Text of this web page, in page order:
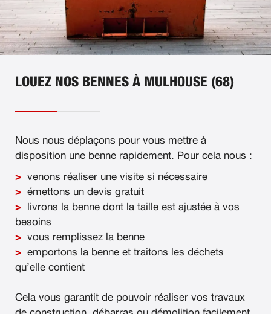
LOUEZ NOS BENNES À MULHOUSE (68)
Nous nous déplaçons pour vous mettre à
disposition une benne rapidement. Pour cela nous :
venons réaliser une visite si nécessaire
émettons un devis gratuit
livrons la benne dont la taille est ajustée à vos
besoins
vous remplissez la benne
emportons la benne et traitons les déchets
qu’elle contient
Cela vous garantit de pouvoir réaliser vos travaux